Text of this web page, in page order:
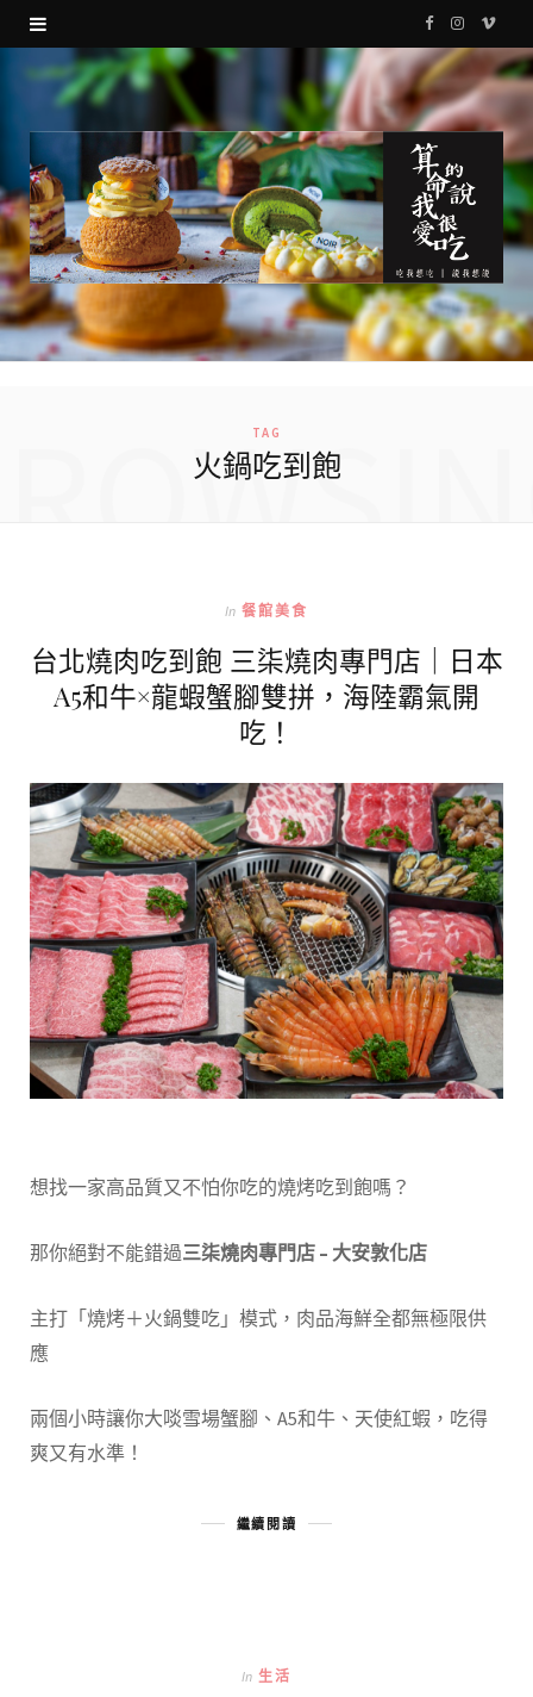
F
a
c
e
b
o
k
I
s
g
r
a
V
i
TAG
火鍋吃到飽
In 餐館美食
台北燒肉吃到飽 三柒燒肉專門店｜日本
A5和牛×龍蝦蟹腳雙拼，海陸霸氣開
吃！
想找一家高品質又不怕你吃的燒烤吃到飽嗎？
那你絕對不能錯過三柒燒肉專門店 – 大安敦化店
主打「燒烤＋火鍋雙吃」模式，肉品海鮮全都無極限供
應
兩個小時讓你大啖雪場蟹腳、A5和牛、天使紅蝦，吃得
爽又有水準！
繼續閱讀
In 生活